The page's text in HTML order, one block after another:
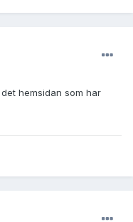
hemsidan som har